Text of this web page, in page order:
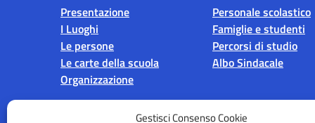
Gestisci Consenso Cookie
Presentazione
I Luoghi
Le persone
Le carte della scuola
Organizzazione
Personale scolastico
Famiglie e studenti
Percorsi di studio
Albo Sindacale